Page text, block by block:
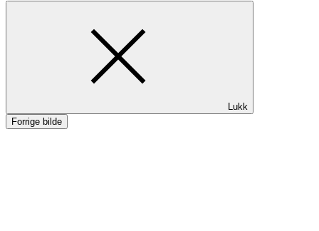
Mat og drikke
Aktiviteter
Lukk
Forrige bilde